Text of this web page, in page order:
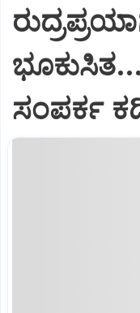
ಸಂಪರ್ಕ